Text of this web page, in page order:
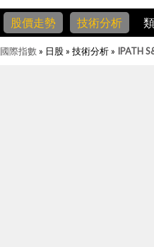
股價走勢 技術分析
國際指數 » 日股 » 技術分析 » IPATH